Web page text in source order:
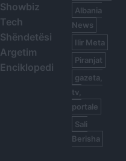
Showbiz
Tech
Shëndetësi
Argetim
Enciklopedi
Albania
News
Ilir Meta
Piranjat
gazeta,
tv,
portale
Sali
Berisha